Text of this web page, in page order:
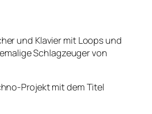
und Klavier mit Loops und
Schlagzeuger von
Projekt mit dem Titel